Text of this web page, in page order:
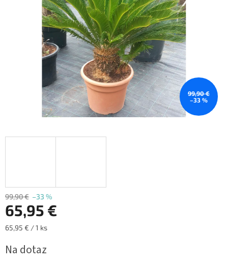
99,90 €
–33 %
99,90 € –33 %
65,95 €
Jednotková
65,95 € / 1 ks
Na dotaz